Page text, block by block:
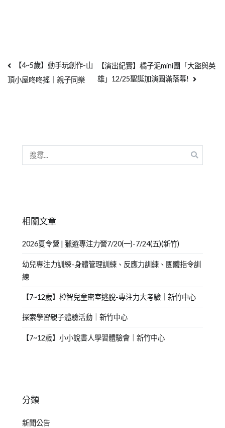
【4~5歲】動手玩創作-山
頂小屋咚咚搖｜親子同樂
【演出紀實】橘子泥mini團「大盜與英
雄」12/25聖誕加演圓滿落幕!
相關文章
2026夏令營 | 獵遊專注力營7/20(一)-7/24(五)(新竹)
幼兒專注力訓練-身體管理訓練、反應力訓練、團體指令訓
練
【7~12歲】橙智兒童密室逃脫-專注力大考驗｜新竹中心
探索學習親子體驗活動｜新竹中心
【7~12歲】小小說書人學習體驗會｜新竹中心
分類
新聞公告